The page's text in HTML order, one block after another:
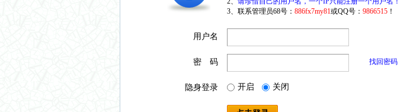
3、联系管理员68号： 886fx7my81或QQ号： 9866515！
用户名
密 码 找回密码
隐身登录 开启 关闭